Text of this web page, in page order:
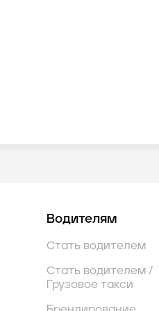
Водителям
Стать водителем
Стать водителем /
Грузовое такси